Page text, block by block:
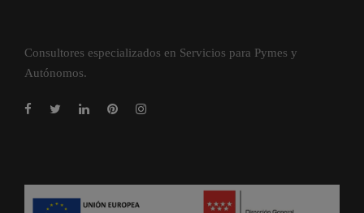
Consultores especializados en Servicios para Pymes y
Autónomos.